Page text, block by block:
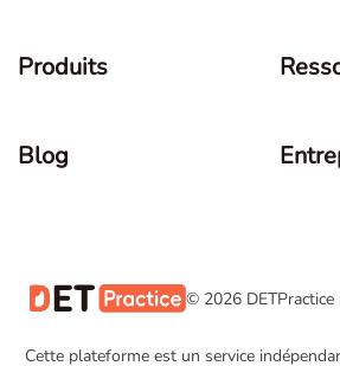
Produits
Blog
© 2026 DETPractice
Cette plateforme est un service